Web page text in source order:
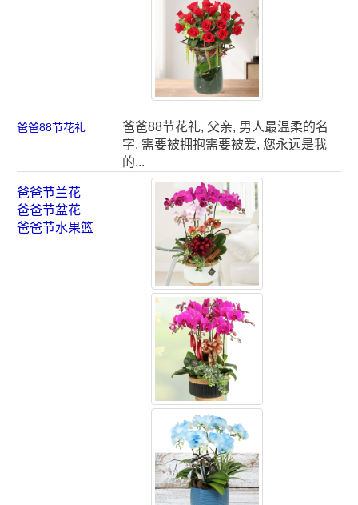
爸爸88节花礼
爸爸88节花礼, 父亲, 男人最温柔的名
字, 需要被拥抱需要被爱, 您永远是我
的...
爸爸节兰花
爸爸节盆花
爸爸节水果篮